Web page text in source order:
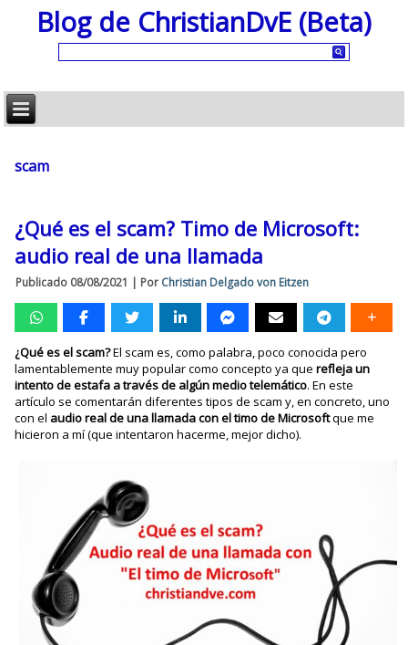
Blog de ChristianDvE (Beta)
scam
¿Qué es el scam? Timo de Microsoft:
audio real de una llamada
Publicado 08/08/2021 | Por Christian Delgado von Eitzen
¿Qué es el scam?El scam es, como palabra, poco conocida pero
lamentablemente muy popular como concepto ya querefleja un
intento de estafa a través de algún medio telemático. En este
artículo se comentarán diferentes tipos de scam y, en concreto, uno
con el audio real de una llamada con el timo de Microsoftque me
hicieron a mí (que intentaron hacerme, mejor dicho).